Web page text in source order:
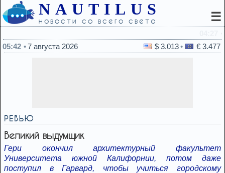
NAUTILUS
новости со всего света ☰
05:42
7 августа 2026 $ 3.013 € 3.477
РЕВЬЮ
Великий выдумщик
Гери окончил архитектурный факультет
Университета южной Калифорнии, потом даже
поступил в Гарвард, чтобы учиться городскому